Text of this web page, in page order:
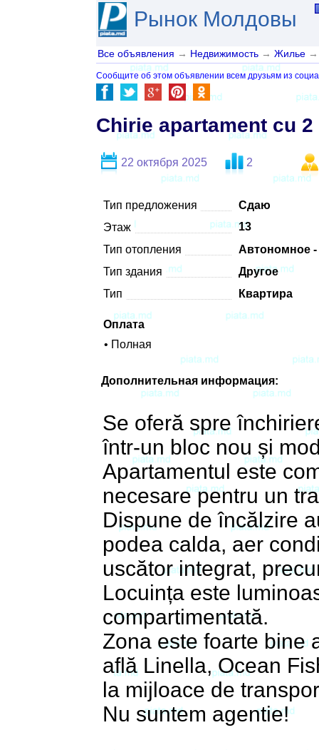
Рынок Молдовы
Все объявления → Недвижимость → Жилье →
Сообщите об этом объявлении всем друзьям из
Chirie apartament cu
22 октября 2025 2
Тип предложения
Сдаю
Этаж
13
Тип отопления
Автономное -
Тип здания
Другое
Тип
Квартира
Оплата
• Полная
Дополнительная информация:
Se oferă spre
într-un bloc nou și
Apartamentul este
necesare pentru un
Dispune de încălzire
podea calda, aer
uscător integrat,
Locuința este
compartimentată.
Zona este foarte bine
află Linella, Ocean
la mijloace de
Nu suntem agentie!